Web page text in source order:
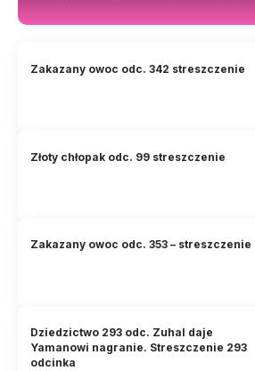
Zakazany owoc odc. 342 streszczenie
Złoty chłopak odc. 99 streszczenie
Zakazany owoc odc. 353 – streszczenie
Dziedzictwo 293 odc. Zuhal daje
Yamanowi nagranie. Streszczenie 293
odcinka